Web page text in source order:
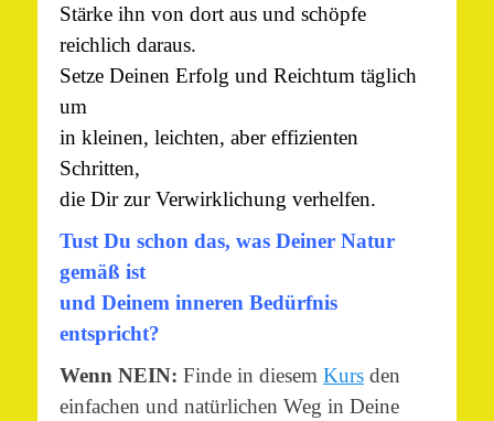
Stärke ihn von dort aus und schöpfe
reichlich daraus.
Setze Deinen Erfolg und Reichtum täglich
um
in kleinen, leichten, aber effizienten
Schritten,
die Dir zur Verwirklichung verhelfen.
Tust Du schon das, was Deiner Natur
gemäß ist
und Deinem inneren Bedürfnis
entspricht?
Wenn NEIN: Finde in diesem Kurs den
einfachen und natürlichen Weg in Deine